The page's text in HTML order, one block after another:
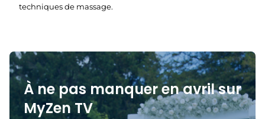
techniques de massage.
À ne pas manquer en avril sur
MyZen TV